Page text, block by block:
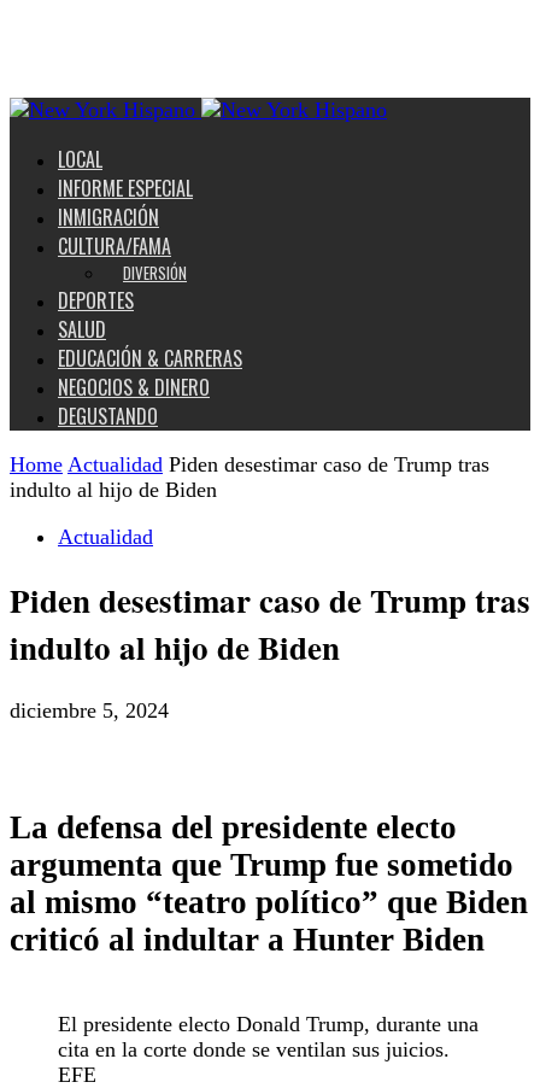
LOCAL
INFORME ESPECIAL
INMIGRACIÓN
CULTURA/FAMA
DIVERSIÓN
DEPORTES
SALUD
EDUCACIÓN & CARRERAS
NEGOCIOS & DINERO
DEGUSTANDO
Home Actualidad Piden desestimar caso de Trump tras
indulto al hijo de Biden
Actualidad
Piden desestimar caso de Trump tras
indulto al hijo de Biden
diciembre 5, 2024
La defensa del presidente electo
argumenta que Trump fue sometido
al mismo “teatro político” que Biden
criticó al indultar a Hunter Biden
El presidente electo Donald Trump, durante una
cita en la corte donde se ventilan sus juicios.
EFE